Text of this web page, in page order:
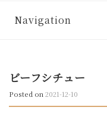
Navigation
ビーフシチュー
Posted on2021-12-10